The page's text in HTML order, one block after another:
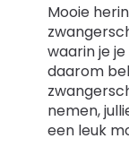
Mooie
waarin je
daarom
nemen,
een leuk